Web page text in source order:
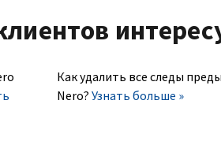
Как удалить все следы
Nero? Узнать больше »